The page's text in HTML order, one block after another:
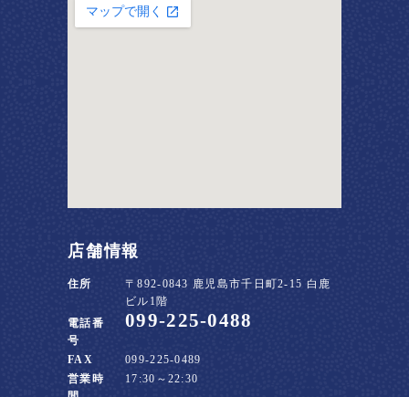
店舗情報
住所
〒892-0843 鹿児島市千日町2-15 白鹿
ビル1階
電話番
号
099-225-0488
FAX
099-225-0489
営業時
17:30～22:30